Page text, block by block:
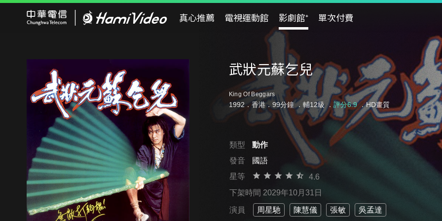
真心推薦 電視運動館 影劇館⁺ 單次付費
武狀元蘇乞兒
King Of Beggars
1992．香港．99分鐘 ． 輔12級． 評分6.9．HD畫質
類型
動作
發音
國語
星等
4.6
下架時間 2029年10月31日
演員 周星馳 陳慧儀 張敏 吳孟達